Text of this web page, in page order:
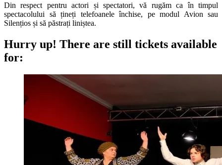
Din respect pentru actori și spectatori, vă rugăm ca în timpul
spectacolului să țineți telefoanele închise, pe modul Avion sau
Silențios și să păstrați liniștea.
Hurry up! There are still tickets available
for: